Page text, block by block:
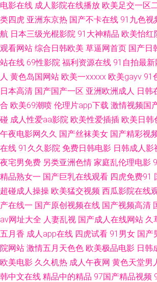
利在线免费 日本va在线网站 中文字幕海角 俺也去毛
情av无码网点 91v91cn 成人自慰 男人天堂资源 深爱
站 阿v不卡的在线视频 欧美一区二区操逼网 影音先
导航 久久福利一二区 色色综合网免费观看 91豆花视
日韩成人 日韩黄址 影音先锋最新AV网 91秦先生在线
日韩欧美性爱A片 91大神原创 91在线网站 国产ts在
洲数字 中文字幕自拍一区 91网页破解免费入口 久久
91色综合 国产成人精品一二三区 四虎AV成人网站 91
入口 欧美黄色成人日韩 91福利导 成人午夜无码免费
天停停影院 91另类稀缺国产真实 黑料网站成人蜜桃
视频 91污秽网站 伦理精品 91cn路com www91线路
电影在线 成人影院在线播放 欧美足交一区
类四虎 亚洲东京热 国产不卡在线 91九色视
航 日本三级光棍影院 91大神精品 欧美怡红
观看网站 综合日韩欧美 草逼网首页 国产日
站在线 69性影院 福利资源在线 91自拍最新
人 黄色岛国网站 欧美一xxxxx 欧美gayv 91
日本高清 国产国产一区 亚洲欧洲成人 日韩
合 欧美69潮喷 伦理片app下载 激情视频国
碰 成人性爱aa影院 欧美性爱插插 欧美日韩
午夜电影网久久 国产丝袜美女 国产精彩视
在线 91久久影院 免费日韩电影 日韩成人影
夜宅男免费 另类亚洲色情 家庭乱伦理电影
精品熟女一 国产巨乳在线观看 四虎免费91
超碰成人操操 欧美猛交视频 西瓜影院在线
产在线一 国产原创视频在线 国产视频高清
av网址大全 人妻乱视 国产成人在线网站 久
五月香 成人app在线 四虎试看 91男女 国产
院网站 激情五月天色色 欧美极品电影 日韩
欧美电影 久久机热 成人午夜网 黄色天堂男
韩中文在线 精品中的精品 97国产精品视频